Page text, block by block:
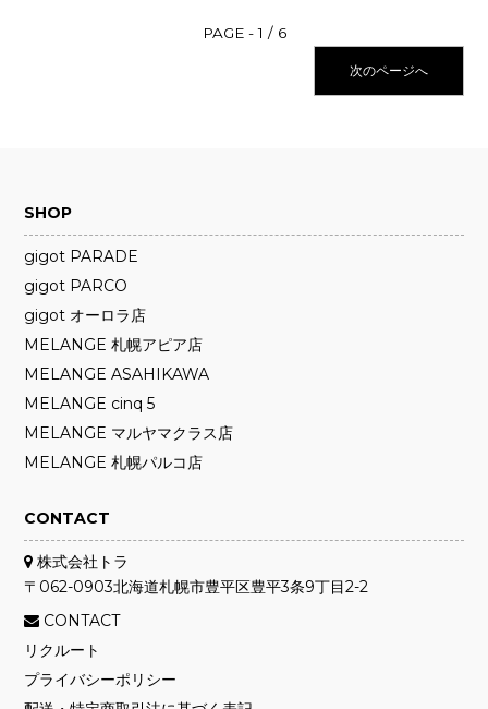
1 / 6
次のページへ
SHOP
gigot PARADE
gigot PARCO
gigot オーロラ店
MELANGE 札幌アピア店
MELANGE ASAHIKAWA
MELANGE cinq 5
MELANGE マルヤマクラス店
MELANGE 札幌パルコ店
CONTACT
株式会社トラ
〒062-0903北海道札幌市豊平区豊平3条9丁目2-2
CONTACT
リクルート
プライバシーポリシー